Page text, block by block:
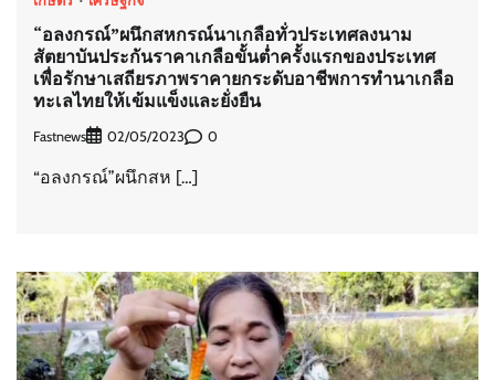
“อลงกรณ์”ผนึกสหกรณ์นาเกลือทั่วประเทศลงนาม
สัตยาบันประกันราคาเกลือขั้นต่ำครั้งแรกของประเทศ
เพื่อรักษาเสถียรภาพราคายกระดับอาชีพการทำนาเกลือ
ทะเลไทยให้เข้มแข็งและยั่งยืน
Fastnews 02/05/2023 0
“อลงกรณ์”ผนึกสห […]